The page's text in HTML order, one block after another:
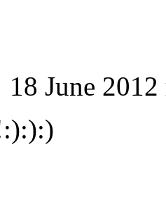
18 June 2012